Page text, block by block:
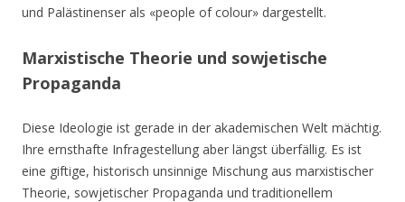
und Palästinenser als «people of colour» dargestellt.
Marxistische Theorie und sowjetische
Propaganda
Diese Ideologie ist gerade in der akademischen Welt mächtig.
Ihre ernsthafte Infragestellung aber längst überfällig. Es ist
eine giftige, historisch unsinnige Mischung aus marxistischer
Theorie, sowjetischer Propaganda und traditionellem